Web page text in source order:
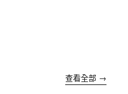
查看全部 →